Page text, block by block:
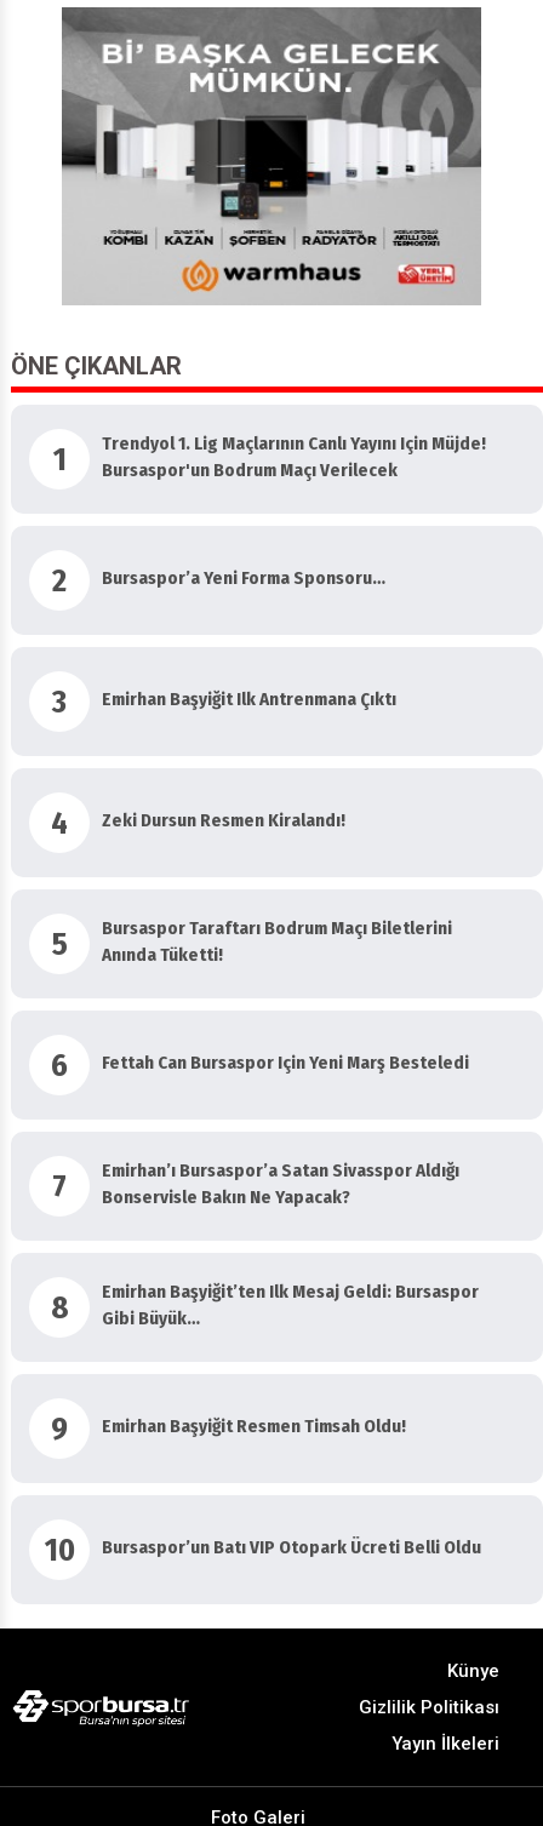
ÖNE ÇIKANLAR
1
Trendyol 1. Lig Maçlarının Canlı Yayını Için Müjde!
Bursaspor'un Bodrum Maçı Verilecek
2 Bursaspor’a Yeni Forma Sponsoru…
3 Emirhan Başyiğit Ilk Antrenmana Çıktı
4 Zeki Dursun Resmen Kiralandı!
5
Bursaspor Taraftarı Bodrum Maçı Biletlerini
Anında Tüketti!
6 Fettah Can Bursaspor Için Yeni Marş Besteledi
7
Emirhan’ı Bursaspor’a Satan Sivasspor Aldığı
Bonservisle Bakın Ne Yapacak?
8
Emirhan Başyiğit’ten Ilk Mesaj Geldi: Bursaspor
Gibi Büyük…
9 Emirhan Başyiğit Resmen Timsah Oldu!
10 Bursaspor’un Batı VIP Otopark Ücreti Belli Oldu
Künye
Gizlilik Politikası
Yayın İlkeleri
Foto Galeri